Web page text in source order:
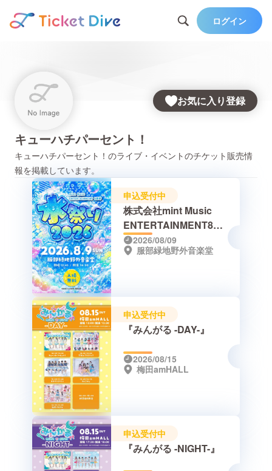
ログイン
お気に入り登録
キューハチパーセント！
キューハチパーセント！ のライブ・イベントのチケット販売情
報を掲載しています。
申込受付中
株式会社mint Music
ENTERTAINMENT8周
年記念 -水祭り2026-
2026/08/09
服部緑地野外音楽堂
申込受付中
『みんがる -DAY-』
2026/08/15
梅田amHALL
申込受付中
『みんがる -NIGHT-』